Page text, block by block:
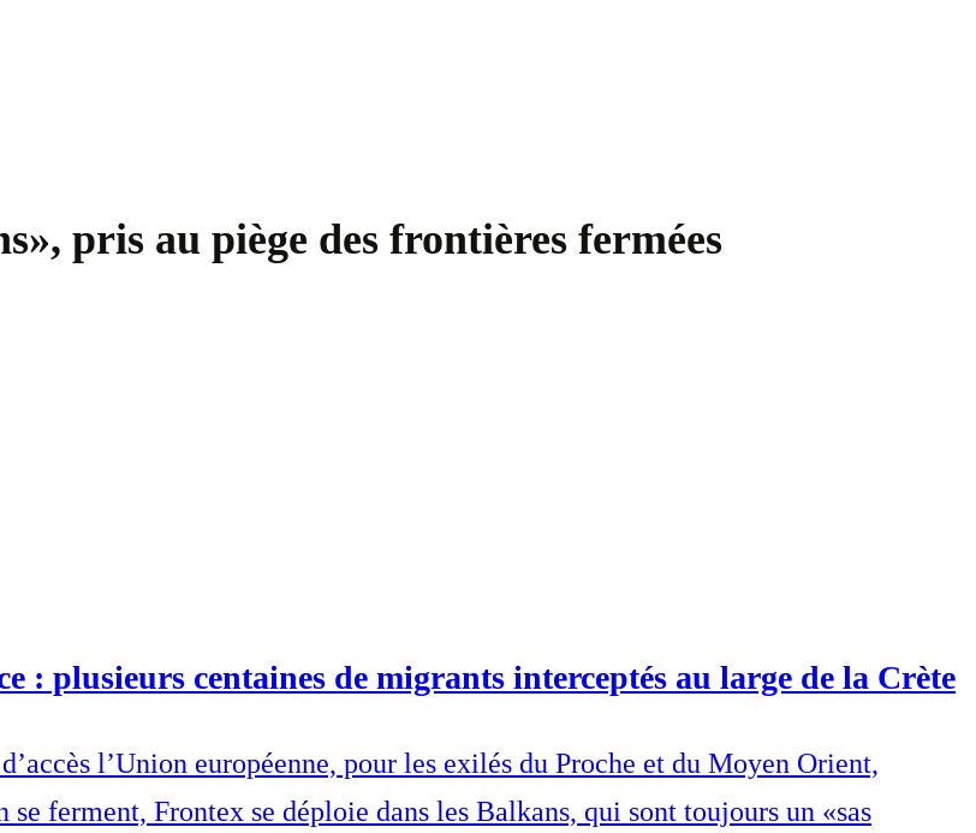
pris au piège des frontières fermées
: plusieurs centaines de migrants interceptés au large de la Crète
l’Union européenne, pour les exilés du Proche et du Moyen Orient,
ferment, Frontex se déploie dans les Balkans, qui sont toujours un «sas